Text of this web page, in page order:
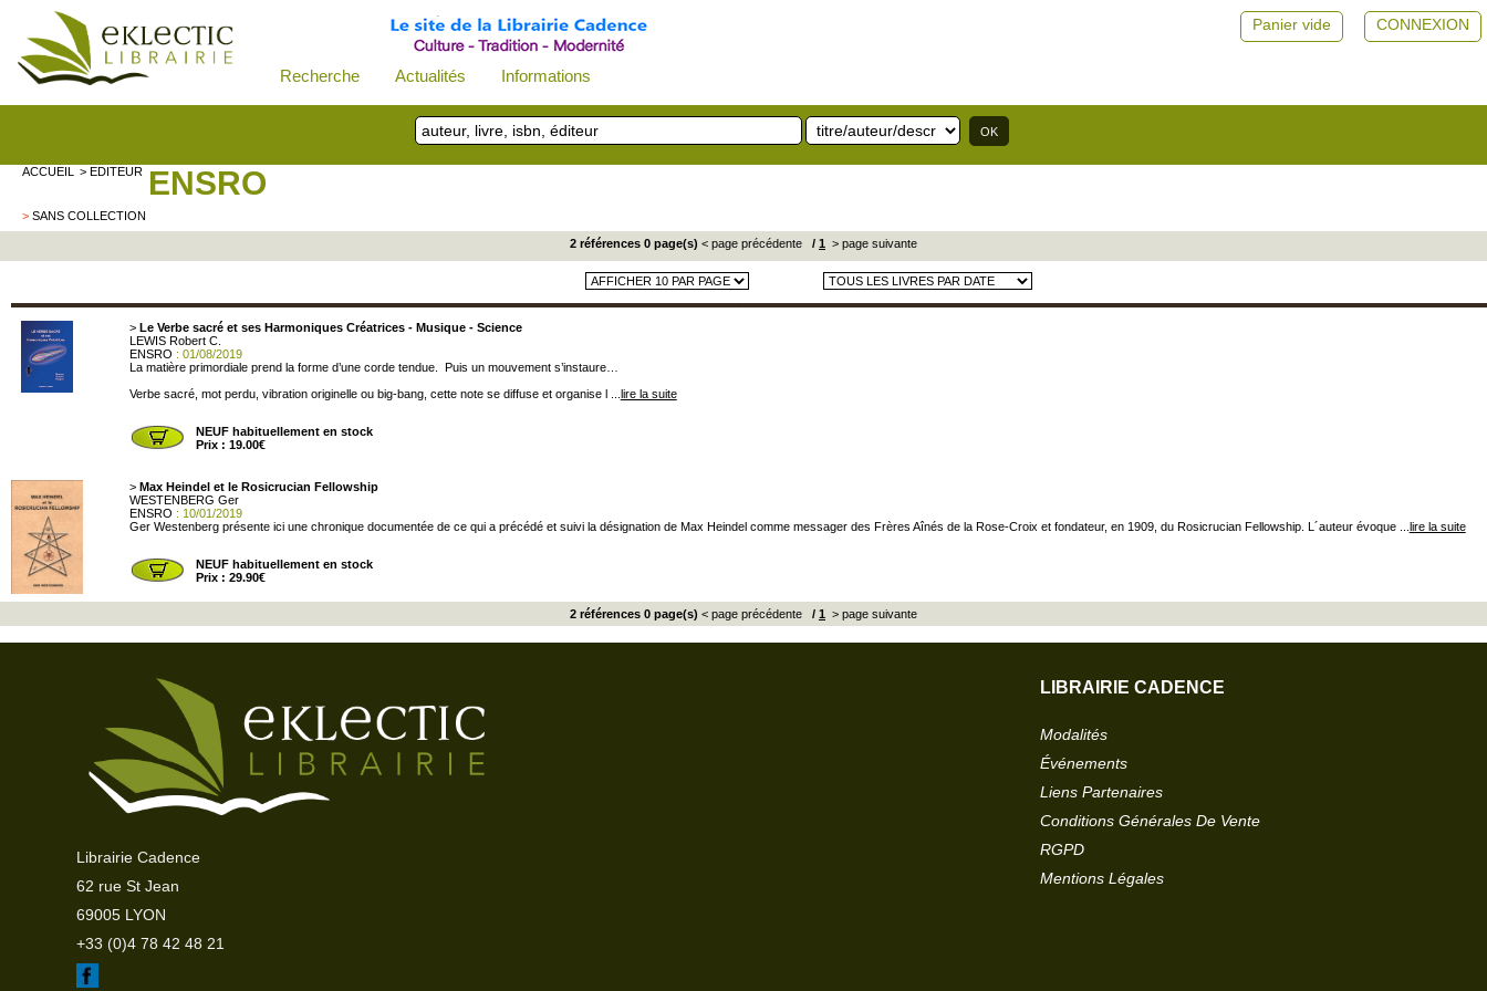
Recherche Actualités Informations
CONNEXION
Panier vide
ACCUEIL > EDITEUR ENSRO
> SANS COLLECTION
2 références 0 page(s) < page précédente / 1 > page suivante
> Le Verbe sacré et ses Harmoniques Créatrices - Musique - Science
LEWIS Robert C.
ENSRO : 01/08/2019
La matière primordiale prend la forme d’une corde tendue. Puis un mouvement s’instaure…
Verbe sacré, mot perdu, vibration originelle ou big-bang, cette note se diffuse et organise l ... lire la suite
NEUF habituellement en stock
Prix : 19.00€
> Max Heindel et le Rosicrucian Fellowship
WESTENBERG Ger
ENSRO : 10/01/2019
Ger Westenberg présente ici une chronique documentée de ce qui a précédé et suivi la désignation de Max Heindel comme messager des Frères Aînés de la Rose-Croix et fondateur, en 1909, du Rosicrucian Fellowship. L´auteur évoque ... lire la suite
NEUF habituellement en stock
Prix : 29.90€
2 références 0 page(s) < page précédente / 1 > page suivante
Librairie Cadence
62 rue St Jean
69005 LYON
+33 (0)4 78 42 48 21
LIBRAIRIE CADENCE
Modalités
Événements
Liens Partenaires
Conditions Générales De Vente
RGPD
Mentions Légales